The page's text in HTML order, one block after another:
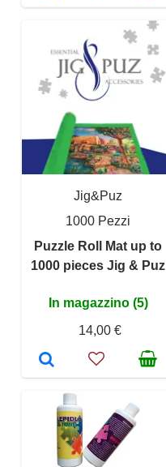
Jig&Puz
1000 Pezzi
Puzzle Roll Mat up to
1000 pieces Jig & Puz
In magazzino (5)
14,00 €